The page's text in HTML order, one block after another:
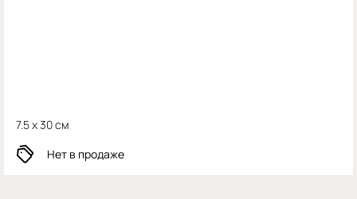
7.5 x 30 см
Нет в продаже